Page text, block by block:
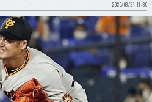
2020/08/21 11:30